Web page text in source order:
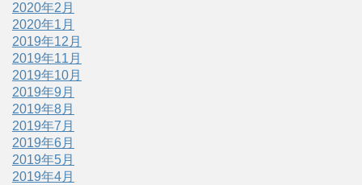
2020年2月
2020年1月
2019年12月
2019年11月
2019年10月
2019年9月
2019年8月
2019年7月
2019年6月
2019年5月
2019年4月